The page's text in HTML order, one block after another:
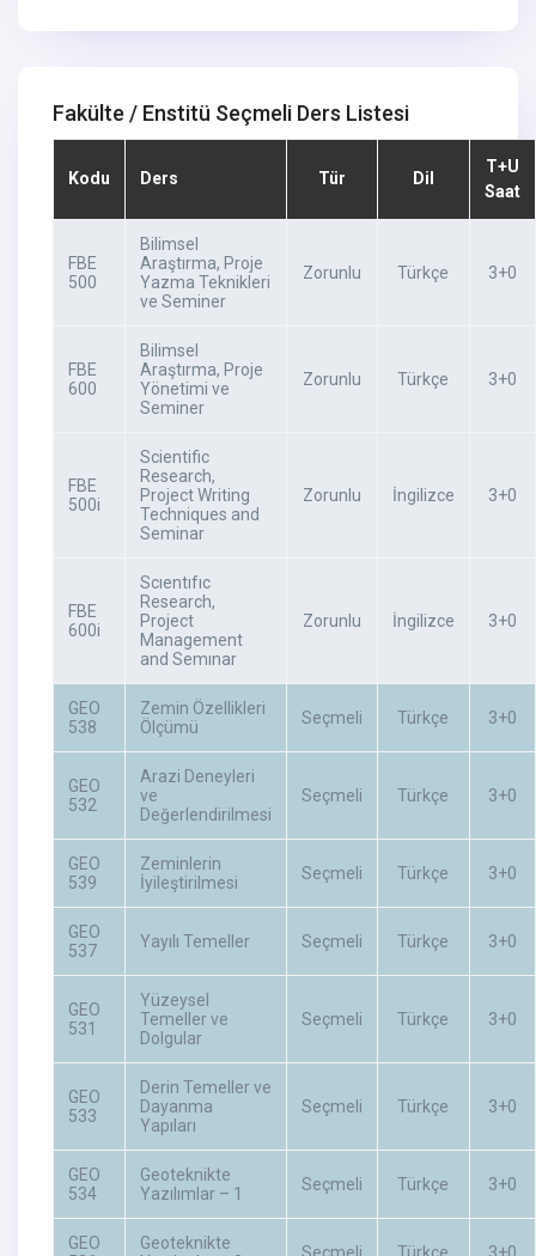
Fakülte / Enstitü Seçmeli Ders Listesi
Kodu Ders Tür Dil
T+U
Saat
FBE
500
Bilimsel
Araştırma, Proje
Yazma Teknikleri
ve Seminer
Zorunlu Türkçe 3+0
FBE
600
Bilimsel
Araştırma, Proje
Yönetimi ve
Seminer
Zorunlu Türkçe 3+0
FBE
500i
Scientific
Research,
Project Writing
Techniques and
Seminar
Zorunlu İngilizce 3+0
FBE
600i
Scıentıfıc
Research,
Project
Management
and Semınar
Zorunlu İngilizce 3+0
GEO
538
Zemin Özellikleri
Ölçümü
Seçmeli Türkçe 3+0
GEO
532
Arazi Deneyleri
ve
Değerlendirilmesi
Seçmeli Türkçe 3+0
GEO
539
Zeminlerin
İyileştirilmesi
Seçmeli Türkçe 3+0
GEO
537
Yayılı Temeller Seçmeli Türkçe 3+0
GEO
531
Yüzeysel
Temeller ve
Dolgular
Seçmeli Türkçe 3+0
GEO
533
Derin Temeller ve
Dayanma
Yapıları
Seçmeli Türkçe 3+0
GEO
534
Geoteknikte
Yazılımlar – 1
Seçmeli Türkçe 3+0
GEO
Geoteknikte
Seçmeli Türkçe 3+0